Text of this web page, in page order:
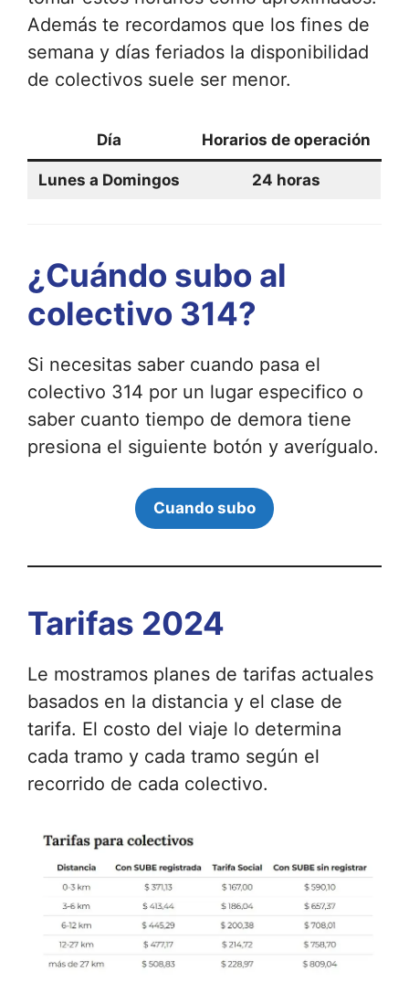
Además te recordamos que los fines de
semana y días feriados la disponibilidad
de colectivos suele ser menor.
Día Horarios de operación
Lunes a Domingos 24 horas
¿Cuándo subo al
colectivo 314?
Si necesitas saber cuando pasa el
colectivo 314 por un lugar especifico o
saber cuanto tiempo de demora tiene
presiona el siguiente botón y averígualo.
Cuando subo
Tarifas 2024
Le mostramos planes de tarifas actuales
basados ​​en la distancia y el clase de
tarifa. El costo del viaje lo determina
cada tramo y cada tramo según el
recorrido de cada colectivo.